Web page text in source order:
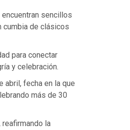
sencillos
cumbia de clásicos
para conectar
y celebración.
abril, fecha en la que
más de 30
la